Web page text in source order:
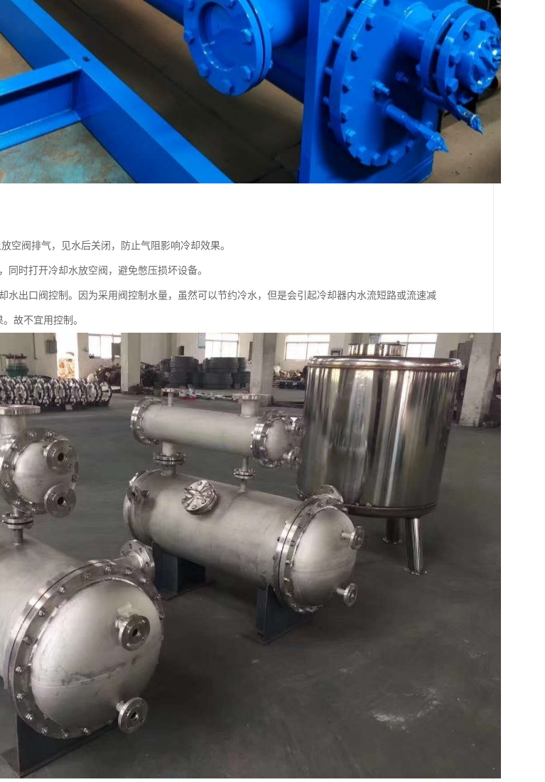
空阀排气，见水后关闭，防止气阻影响冷却效果。
同时打开冷却水放空阀，避免憋压损坏设备。
水出口阀控制。因为采用阀控制水量，虽然可以节约冷水，但是会引起冷却器内水流短路或流速减
故不宜用控制。